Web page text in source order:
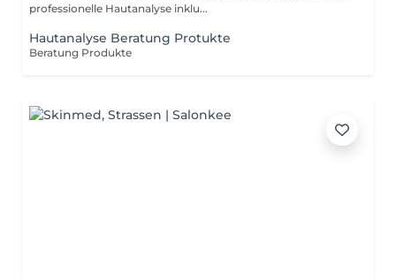
professionelle Hautanalyse inklu...
Hautanalyse Beratung Protukte
Beratung Produkte